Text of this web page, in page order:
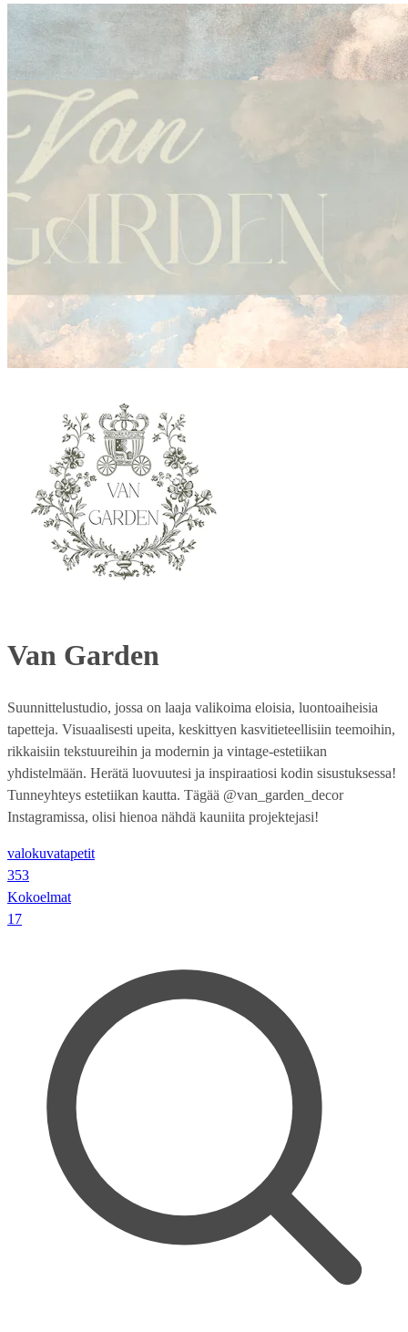
Van Garden
Suunnittelustudio, jossa on laaja valikoima eloisia, luontoaiheisia
tapetteja. Visuaalisesti upeita, keskittyen kasvitieteellisiin teemoihin,
rikkaisiin tekstuureihin ja modernin ja vintage-estetiikan
yhdistelmään. Herätä luovuutesi ja inspiraatiosi kodin sisustuksessa!
Tunneyhteys estetiikan kautta. Tägää @van_garden_decor
Instagramissa, olisi hienoa nähdä kauniita projektejasi!
valokuvatapetit
353
Kokoelmat
17